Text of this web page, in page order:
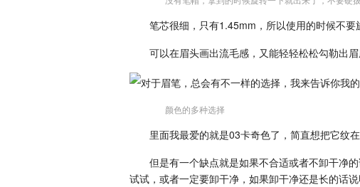
笔芯很细，只有1.45mm，所以使用的时候不要
可以在眉头画出流毛感，又能轻轻松松勾勒出
颜色的多种选择
里面我最爱的就是03卡奇色了，简直想把它纹
但是有一个缺点就是如果不合适或者不卸干净
试试，或者一定要卸干净，如果卸干净还是长的话